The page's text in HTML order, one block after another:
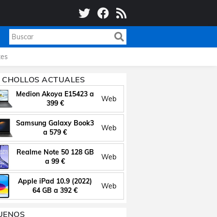
CHOLLOS ACTUALES
Medion Akoya E15423 a
399 €
Web
Samsung Galaxy Book3
a 579 €
Web
Realme Note 50 128 GB
a 99 €
Web
Apple iPad 10.9 (2022)
64 GB a 392 €
Web